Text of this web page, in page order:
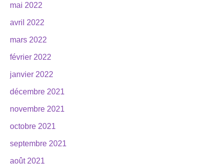
mai 2022
avril 2022
mars 2022
février 2022
janvier 2022
décembre 2021
novembre 2021
octobre 2021
septembre 2021
août 2021